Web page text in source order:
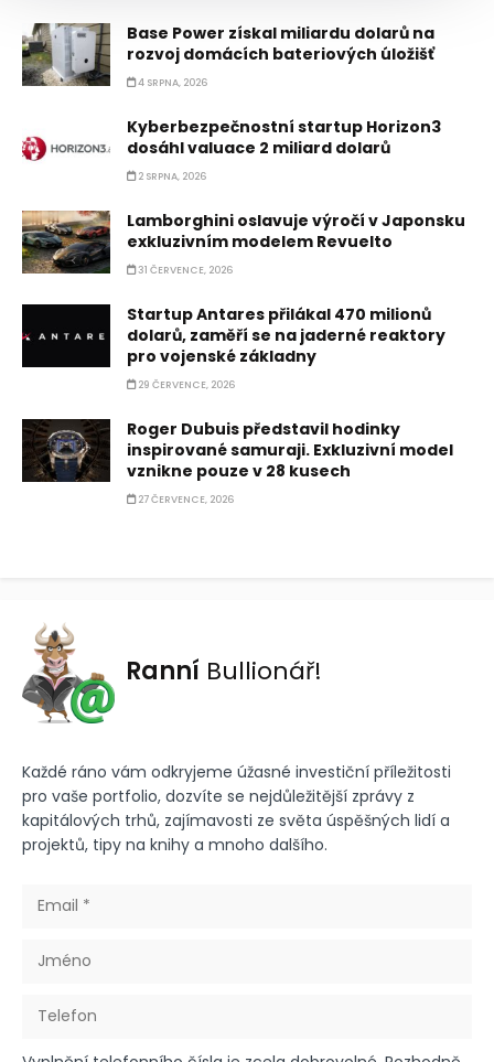
Base Power získal miliardu dolarů na
rozvoj domácích bateriových úložišť
4 SRPNA, 2026
Kyberbezpečnostní startup Horizon3
dosáhl valuace 2 miliard dolarů
2 SRPNA, 2026
Lamborghini oslavuje výročí v Japonsku
exkluzivním modelem Revuelto
31 ČERVENCE, 2026
Startup Antares přilákal 470 milionů
dolarů, zaměří se na jaderné reaktory
pro vojenské základny
29 ČERVENCE, 2026
Roger Dubuis představil hodinky
inspirované samuraji. Exkluzivní model
vznikne pouze v 28 kusech
27 ČERVENCE, 2026
Ranní Bullionář!
Každé ráno vám odkryjeme úžasné investiční příležitosti
pro vaše portfolio, dozvíte se nejdůležitější zprávy z
kapitálových trhů, zajímavosti ze světa úspěšných lidí a
projektů, tipy na knihy a mnoho dalšího.